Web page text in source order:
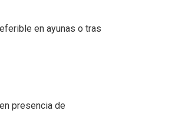
en ayunas o tras
presencia de